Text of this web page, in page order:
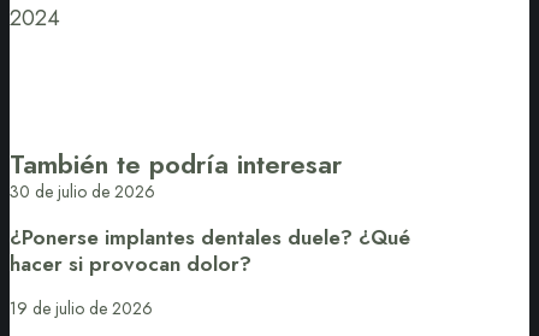
2024
También te podría interesar
¿Ponerse
dentales
duele?
¿Qué
30 de julio de 2026
¿Ponerse implantes dentales duele? ¿Qué
hacer si provocan dolor?
Sedación
19 de julio de 2026